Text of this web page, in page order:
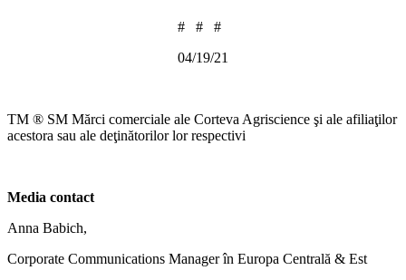
# # #
04/19/21
TM ® SM Mărci comerciale ale Corteva Agriscience şi ale afiliaţilor
acestora sau ale deţinătorilor lor respectivi
Media contact
Anna Babich,
Corporate Communications Manager în Europa Centrală & Est